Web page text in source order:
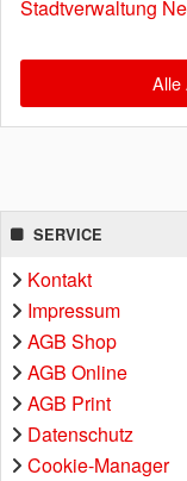
Stadtverwaltung
Alle
SERVICE
Kontakt
Impressum
AGB Shop
AGB Online
AGB Print
Datenschutz
Cookie-Manager